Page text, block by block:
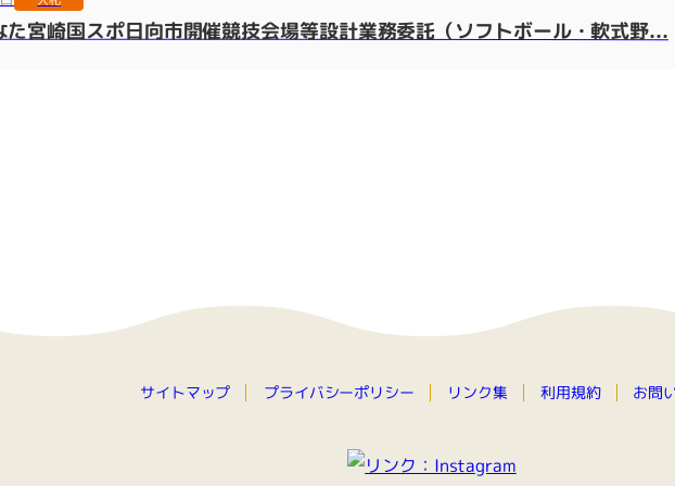
た宮崎国スポ日向市開催競技会場等設計業務委託（ソフトボール・軟式野...
サイトマップ プライバシーポリシー リンク集 利用規約 お問